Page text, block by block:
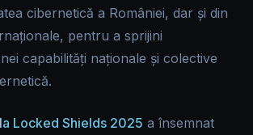
cibernetică a României, dar și din
pentru a sprijini
capabilități naționale și colective
Locked Shields 2025 a însemnat